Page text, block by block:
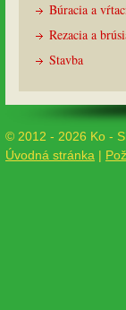
Búracia a
Rezacia a
Stavba
© 2012 - 2026 Ko -
Úvodná stránka |